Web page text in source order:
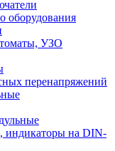
оборудования
УЗО
перенапряжений
индикаторы на DIN-